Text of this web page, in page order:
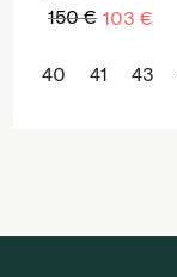
150 € 103 €
40 41 43